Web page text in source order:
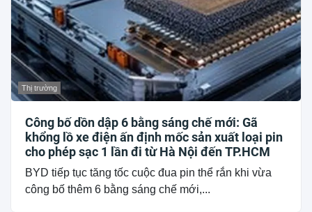
Thị trường
Công bố dồn dập 6 bằng sáng chế mới: Gã
khổng lồ xe điện ấn định mốc sản xuất loại pin
cho phép sạc 1 lần đi từ Hà Nội đến TP.HCM
BYD tiếp tục tăng tốc cuộc đua pin thể rắn khi vừa
công bố thêm 6 bằng sáng chế mới,...